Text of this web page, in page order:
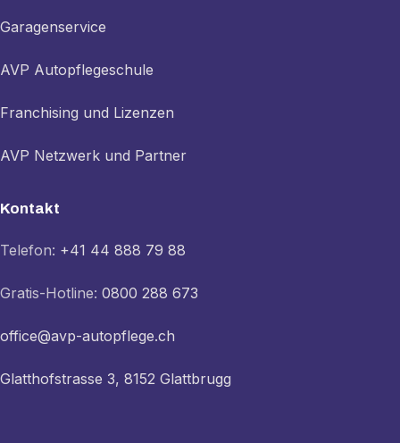
Garagenservice
AVP Autopflegeschule
Franchising und Lizenzen
AVP Netzwerk und Partner
Kontakt
Telefon: +41 44 888 79 88
Gratis-Hotline: 0800 288 673
office@avp-autopflege.ch
Glatthofstrasse 3, 8152 Glattbrugg